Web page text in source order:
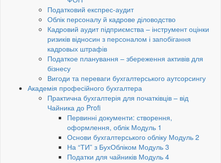
Податковий експрес-аудит
Облік персоналу й кадрове діловодство
Кадровий аудит підприємства – інструмент оцінки
ризиків відносин з персоналом і запобігання
кадровых штрафів
Податкое планування – збереження активів для
бізнесу
Вигоди та переваги бухгалтерського аутсорсингу
Академія професійного бухгалтера
Практична бухгалтерія для початківців – від
Чайника до Profi
Первинні документи: створення,
оформлення, облік Модуль 1
Основи бухгалтерського обліку Модуль 2
На “ТИ” з БухОбліком Модуль 3
Податки для чайників Модуль 4